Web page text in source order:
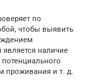
по
чтобы выявить
наличие
проживания и т. д.